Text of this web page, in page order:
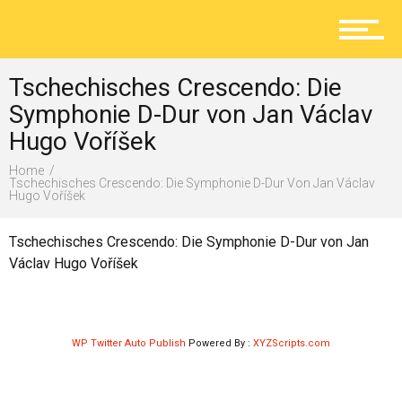
Lokal
Ratgeber
Service
Tschechisches Crescendo: Die
Symphonie D-Dur von Jan Václav
Hugo Voříšek
Home
Tschechisches Crescendo: Die Symphonie D-Dur Von Jan Václav
Hugo Voříšek
Tschechisches Crescendo: Die Symphonie D-Dur von Jan
Václav Hugo Voříšek
WP Twitter Auto Publish Powered By : XYZScripts.com